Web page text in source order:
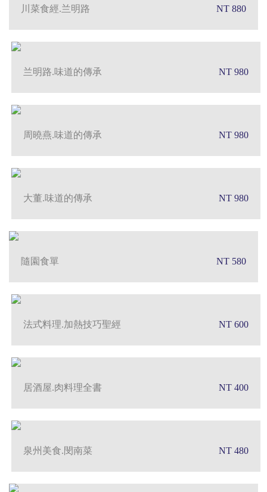
川菜食經.兰明路 NT 880
兰明路.味道的傳承 NT 980
周曉燕.味道的傳承 NT 980
大董.味道的傳承 NT 980
隨園食單 NT 580
法式料理.加熱技巧聖經 NT 600
居酒屋.肉料理全書 NT 400
泉州美食.閔南菜 NT 480